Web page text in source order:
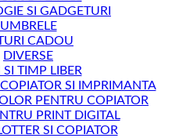
SI GADGETURI
UMBRELE
CADOU
DIVERSE
SI TIMP LIBER
SI IMPRIMANTA
PENTRU COPIATOR
PRINT DIGITAL
SI COPIATOR